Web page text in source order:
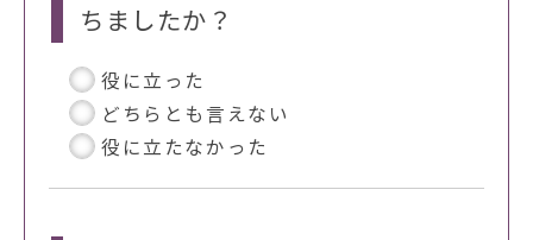
ちましたか？
役に立った
どちらとも言えない
役に立たなかった